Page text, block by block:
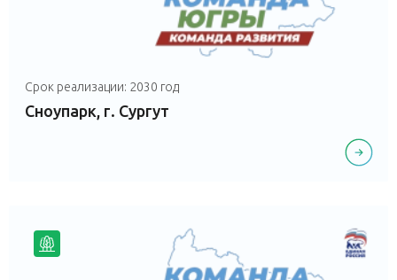
Срок реализации: 2030 год
Сноупарк, г. Сургут